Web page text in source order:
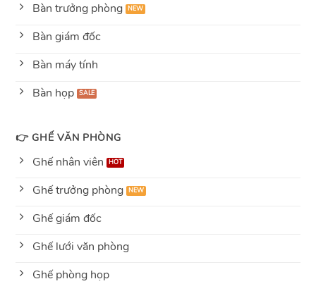
Bàn trưởng phòng
Bàn giám đốc
Bàn máy tính
Bàn họp
👉 GHẾ VĂN PHÒNG
Ghế nhân viên
Ghế trưởng phòng
Ghế giám đốc
Ghế lưới văn phòng
Ghế phòng họp